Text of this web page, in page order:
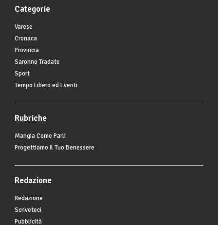
Categorie
Varese
Cronaca
Provincia
Saronno Tradate
Sport
Tempo Libero ed Eventi
Rubriche
Mangia Come Parli
Progettiamo Il Tuo Benessere
Redazione
Redazione
Scriveteci
Pubblicità